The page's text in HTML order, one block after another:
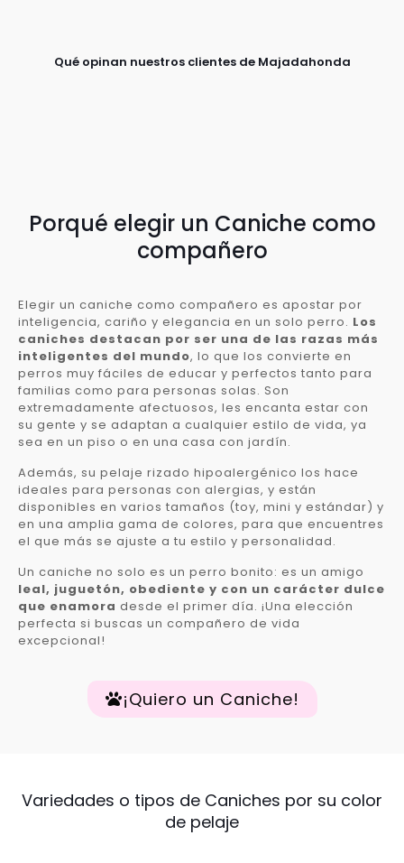
Qué opinan nuestros clientes de Majadahonda
Porqué elegir un Caniche como
compañero
Elegir un caniche como compañero es apostar por
inteligencia, cariño y elegancia en un solo perro. Los
caniches destacan por ser una de las razas más
inteligentes del mundo, lo que los convierte en
perros muy fáciles de educar y perfectos tanto para
familias como para personas solas. Son
extremadamente afectuosos, les encanta estar con
su gente y se adaptan a cualquier estilo de vida, ya
sea en un piso o en una casa con jardín.
Además, su pelaje rizado hipoalergénico los hace
ideales para personas con alergias, y están
disponibles en varios tamaños (toy, mini y estándar) y
en una amplia gama de colores, para que encuentres
el que más se ajuste a tu estilo y personalidad.
Un caniche no solo es un perro bonito: es un amigo
leal, juguetón, obediente y con un carácter dulce
que enamora desde el primer día. ¡Una elección
perfecta si buscas un compañero de vida
excepcional!
¡Quiero un Caniche!
Variedades o tipos de Caniches por su color
de pelaje